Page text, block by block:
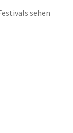
sehen